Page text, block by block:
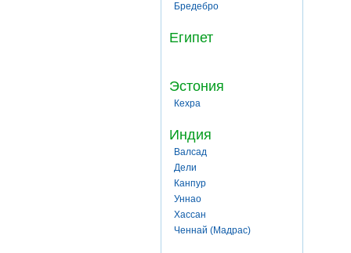
Бредебро
Египет
Эстония
Кехра
Индия
Валсад
Дели
Канпур
Уннао
Хассан
Ченнай (Мадрас)